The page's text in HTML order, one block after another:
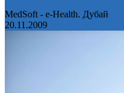
MedSoft - e-Health. Дубай
20.11.2009